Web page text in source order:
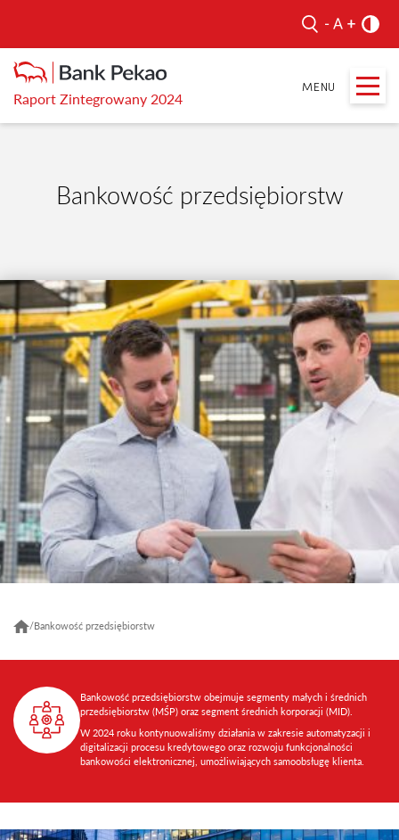
Raport Zintegrowany 2024
Bankowość przedsiębiorstw
/Bankowość przedsiębiorstw
Bankowość przedsiębiorstw obejmuje segmenty małych i średnich
przedsiębiorstw (MŚP) oraz segment średnich korporacji (MID).
W 2024 roku kontynuowaliśmy działania w zakresie automatyzacji i
digitalizacji procesu kredytowego oraz rozwoju funkcjonalności
bankowości elektronicznej, umożliwiających samoobsługę klienta.